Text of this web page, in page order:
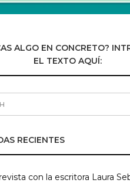
ALGO EN CONCRETO?
EL TEXTO AQUÍ:
RECIENTES
con la escritora Laura